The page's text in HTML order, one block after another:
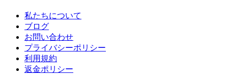
私たちについて
ブログ
お問い合わせ
プライバシーポリシー
利用規約
返金ポリシー